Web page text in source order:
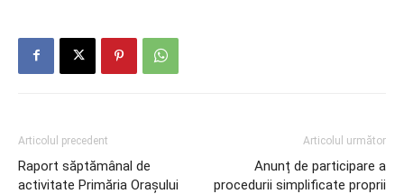
Articolul precedent
Raport săptămânal de
activitate Primăria Orașului
Articolul următor
Anunț de participare a
procedurii simplificate proprii